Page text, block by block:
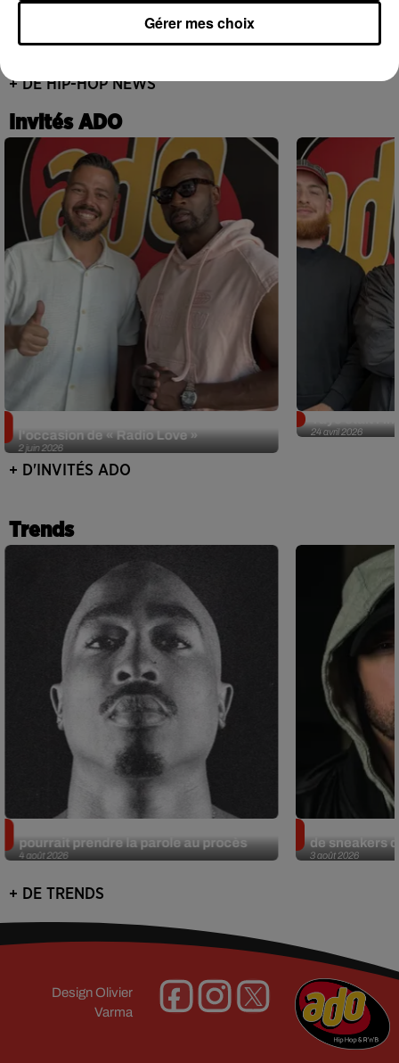
3 août 2026
nouvel EP « Soleil de minuit »
+ DE HIP-HOP NEWS
Invités ADO
2 juin 2026
l'occasion de « Radio Love »
24 avril 2026
+ D'INVITÉS ADO
Trends
4 août 2026
pourrait prendre la parole au procès
3 août 2026
de sneakers
+ DE TRENDS
Design Olivier
Varma
Gérer mes choix